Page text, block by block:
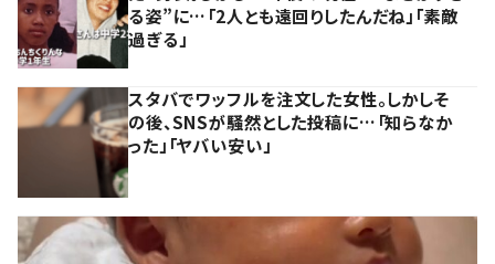
る姿”に…「2人とも遠回りしたんだね」「素敵
過ぎる」
スタバでワッフルを注文した女性。しかしそ
の後、SNSが騒然とした投稿に…「知らなか
った」「ヤバい安い」